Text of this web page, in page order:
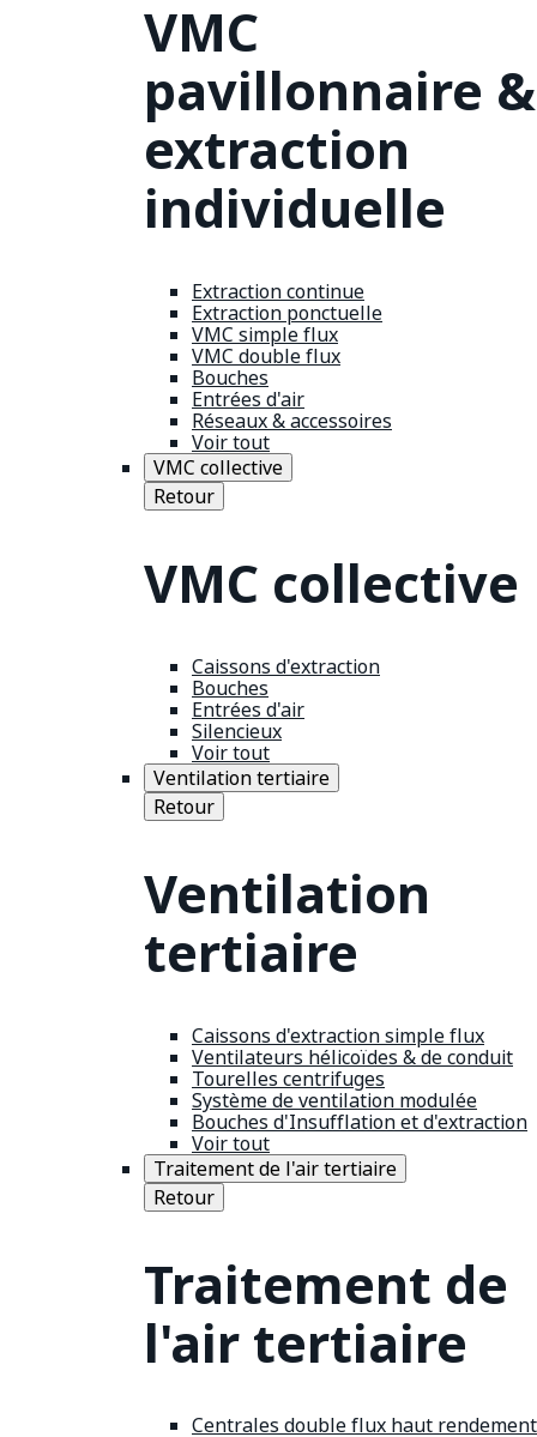
VMC
pavillonnaire &
extraction
individuelle
Extraction continue
Extraction ponctuelle
VMC simple flux
VMC double flux
Bouches
Entrées d'air
Réseaux & accessoires
Voir tout
VMC collective
Retour
VMC collective
Caissons d'extraction
Bouches
Entrées d'air
Silencieux
Voir tout
Ventilation tertiaire
Retour
Ventilation
tertiaire
Caissons d'extraction simple flux
Ventilateurs hélicoïdes & de conduit
Tourelles centrifuges
Système de ventilation modulée
Bouches d'Insufflation et d'extraction
Voir tout
Traitement de l'air tertiaire
Retour
Traitement de
l'air tertiaire
Centrales double flux haut rendement